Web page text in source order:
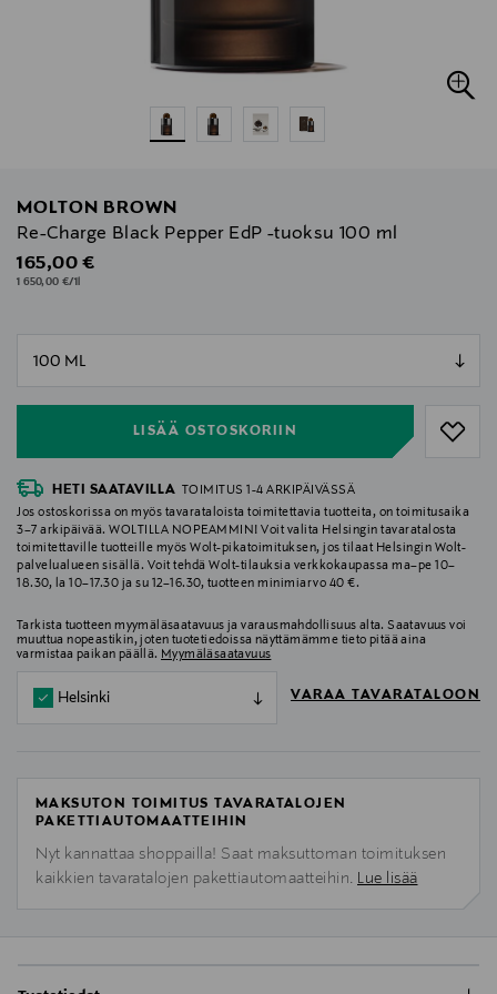
MOLTON BROWN
Re-Charge Black Pepper EdP -tuoksu 100 ml
Original Price
165,00 €
1 650,00 €/1l
LISÄÄ OSTOSKORIIN
HETI SAATAVILLA
TOIMITUS 1-4 ARKIPÄIVÄSSÄ
Jos ostoskorissa on myös tavarataloista toimitettavia tuotteita, on toimitusaika
3–7 arkipäivää. WOLTILLA NOPEAMMIN! Voit valita Helsingin tavaratalosta
toimitettaville tuotteille myös Wolt-pikatoimituksen, jos tilaat Helsingin Wolt-
palvelualueen sisällä. Voit tehdä Wolt-tilauksia verkkokaupassa ma–pe 10–
18.30, la 10–17.30 ja su 12–16.30, tuotteen minimiarvo 40 €.
Tarkista tuotteen myymäläsaatavuus ja varausmahdollisuus alta. Saatavuus voi
muuttua nopeastikin, joten tuotetiedoissa näyttämämme tieto pitää aina
varmistaa paikan päällä. Myymäläsaatavuus
Helsinki VARAA TAVARATALOON
MAKSUTON TOIMITUS TAVARATALOJEN
PAKETTIAUTOMAATTEIHIN
Nyt kannattaa shoppailla! Saat maksuttoman toimituksen
kaikkien tavaratalojen pakettiautomaatteihin. Lue lisää